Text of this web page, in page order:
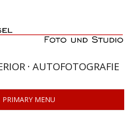
· AUTOFOTOGRAFIE
PRIMARY MENU